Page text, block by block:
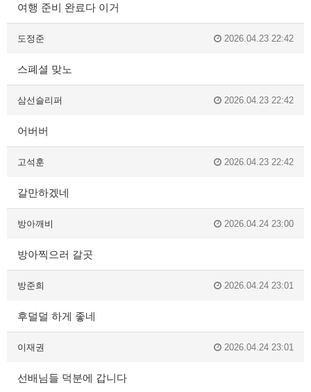
여행 준비 완료다 이거
도정준 2026.04.23 22:42
스폐셜 맞노
삼선슬리퍼 2026.04.23 22:42
어버버
고석훈 2026.04.23 22:42
갈만하겠네
방아깨비 2026.04.24 23:00
방아찍으러 갈곳
방준희 2026.04.24 23:01
후덜덜 하게 좋네
이재권 2026.04.24 23:01
선배님들 덕분에 갑니다